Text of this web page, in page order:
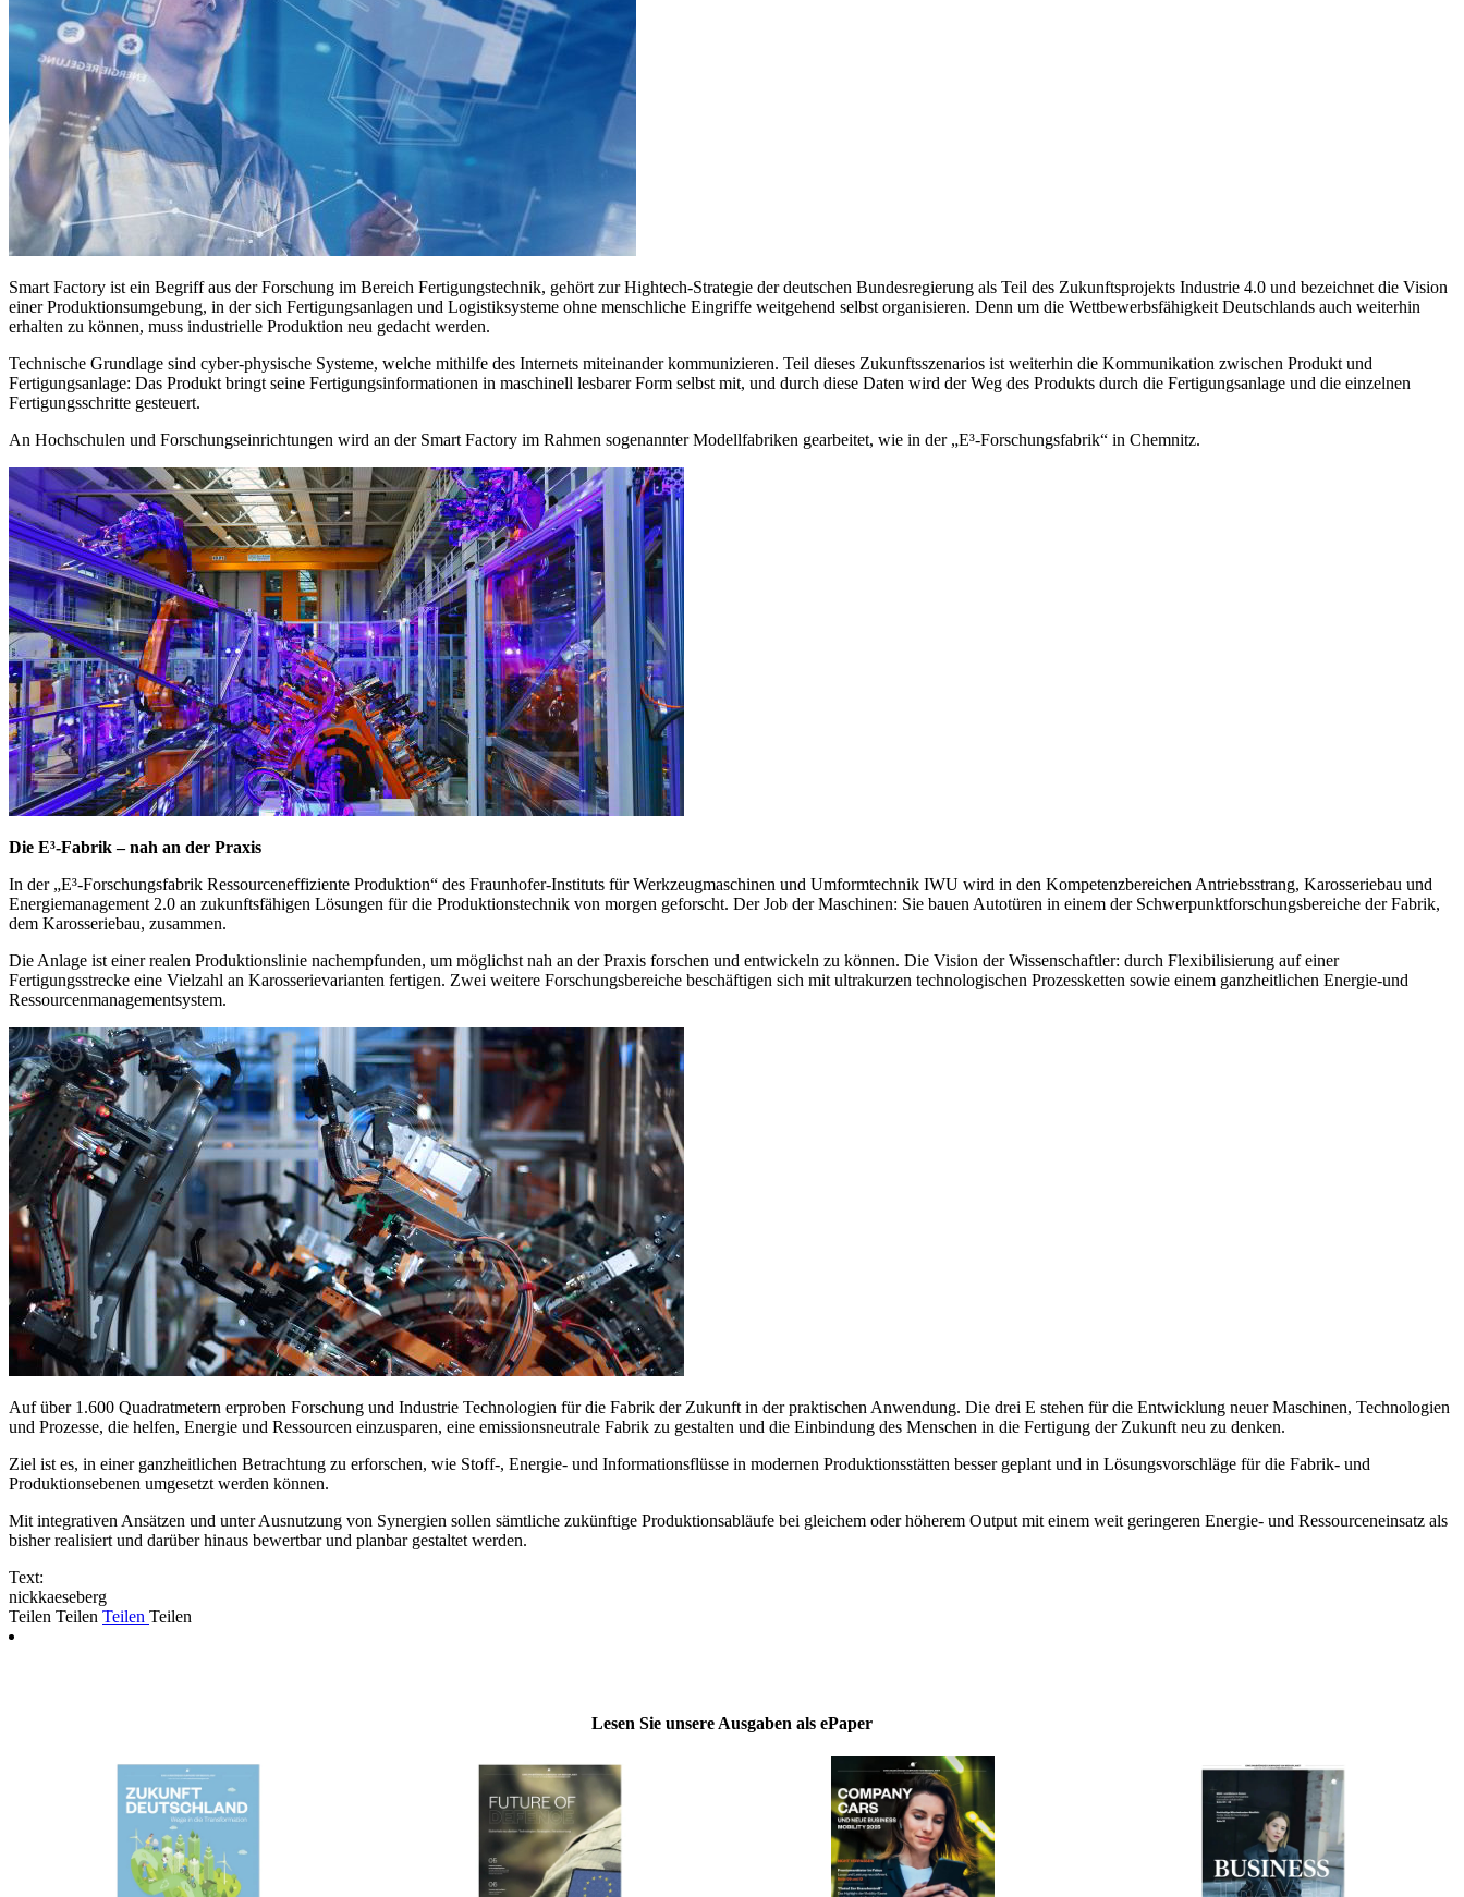
Smart Factory ist ein Begriff aus der Forschung im Bereich Fertigungstechnik, gehört zur Hightech-Strategie der deutschen Bundesregierung als Teil des Zukunftsprojekts Industrie 4.0 und bezeichnet die Vision
einer Produktionsumgebung, in der sich Fertigungsanlagen und Logistiksysteme ohne menschliche Eingriffe weitgehend selbst organisieren. Denn um die Wettbewerbsfähigkeit Deutschlands auch weiterhin
erhalten zu können, muss industrielle Produktion neu gedacht werden.
Technische Grundlage sind cyber-physische Systeme, welche mithilfe des Internets miteinander kommunizieren. Teil dieses Zukunftsszenarios ist weiterhin die Kommunikation zwischen Produkt und
Fertigungsanlage: Das Produkt bringt seine Fertigungsinformationen in maschinell lesbarer Form selbst mit, und durch diese Daten wird der Weg des Produkts durch die Fertigungsanlage und die einzelnen
Fertigungsschritte gesteuert.
An Hochschulen und Forschungseinrichtungen wird an der Smart Factory im Rahmen sogenannter Modellfabriken gearbeitet, wie in der „E³-Forschungsfabrik“ in Chemnitz.
Die E³-Fabrik – nah an der Praxis
In der „E³-Forschungsfabrik Ressourceneffiziente Produktion“ des Fraunhofer-Instituts für Werkzeugmaschinen und Umformtechnik IWU wird in den Kompetenzbereichen Antriebsstrang, Karosseriebau und
Energiemanagement 2.0 an zukunftsfähigen Lösungen für die Produktionstechnik von morgen geforscht. Der Job der Maschinen: Sie bauen Autotüren in einem der Schwerpunktforschungsbereiche der Fabrik,
dem Karosseriebau, zusammen.
Die Anlage ist einer realen Produktionslinie nachempfunden, um möglichst nah an der Praxis forschen und entwickeln zu können. Die Vision der Wissenschaftler: durch Flexibilisierung auf einer
Fertigungsstrecke eine Vielzahl an Karosserievarianten fertigen. Zwei weitere Forschungsbereiche beschäftigen sich mit ultrakurzen technologischen Prozessketten sowie einem ganzheitlichen Energie-und
Ressourcenmanagementsystem.
Auf über 1.600 Quadratmetern erproben Forschung und Industrie Technologien für die Fabrik der Zukunft in der praktischen Anwendung. Die drei E stehen für die Entwicklung neuer Maschinen, Technologien
und Prozesse, die helfen, Energie und Ressourcen einzusparen, eine emissionsneutrale Fabrik zu gestalten und die Einbindung des Menschen in die Fertigung der Zukunft neu zu denken.
Ziel ist es, in einer ganzheitlichen Betrachtung zu erforschen, wie Stoff-, Energie- und Informationsflüsse in modernen Produktionsstätten besser geplant und in Lösungsvorschläge für die Fabrik- und
Produktionsebenen umgesetzt werden können.
Mit integrativen Ansätzen und unter Ausnutzung von Synergien sollen sämtliche zukünftige Produktionsabläufe bei gleichem oder höherem Output mit einem weit geringeren Energie- und Ressourceneinsatz als
bisher realisiert und darüber hinaus bewertbar und planbar gestaltet werden.
Text:
nickkaeseberg
Teilen Teilen Teilen Teilen
Lesen Sie unsere Ausgaben als ePaper